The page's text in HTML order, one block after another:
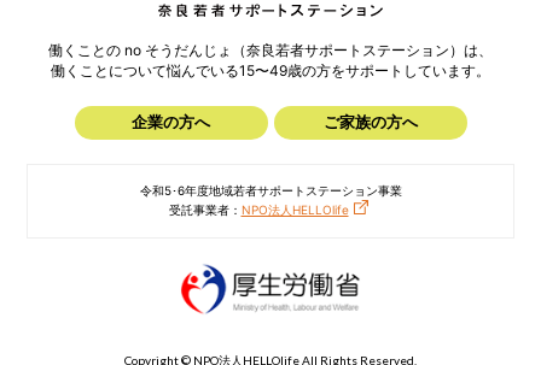
働くことの no そうだんじょ（奈良若者サポートステーション）は、
働くことについて悩んでいる15〜49歳の方をサポートしています。
企業の方へ ご家族の方へ
令和5･6年度地域若者サポートステーション事業
受託事業者： NPO法人HELLOlife
Copyright © NPO法人HELLOlife All Rights Reserved.